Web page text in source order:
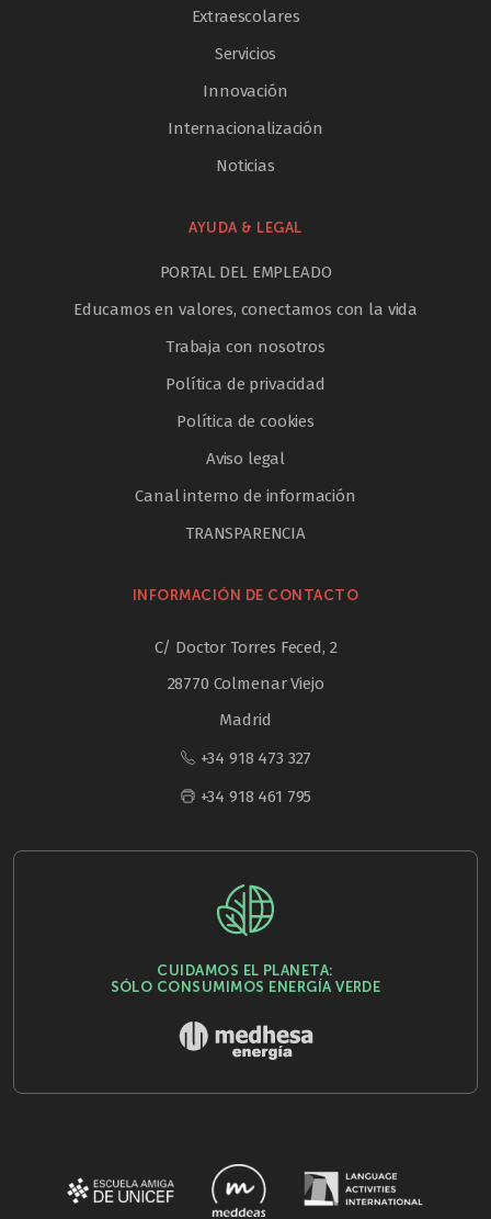
Extraescolares
Servicios
Innovación
Internacionalización
Noticias
AYUDA & LEGAL
PORTAL DEL EMPLEADO
Educamos en valores, conectamos con la vida
Trabaja con nosotros
Política de privacidad
Política de cookies
Aviso legal
Canal interno de información
TRANSPARENCIA
INFORMACIÓN DE CONTACTO
C/ Doctor Torres Feced, 2
28770 Colmenar Viejo
Madrid
+34 918 473 327
+34 918 461 795
CUIDAMOS EL PLANETA:
SÓLO CONSUMIMOS ENERGÍA VERDE